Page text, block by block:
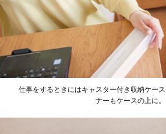
仕事をするときにはキャスター付き収納ケー
ナーもケースの上に。